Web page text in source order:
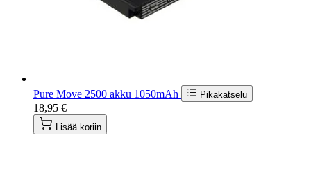
Pure Move 2500 akku 1050mAh Pikakatselu
18,95 €
Lisää koriin